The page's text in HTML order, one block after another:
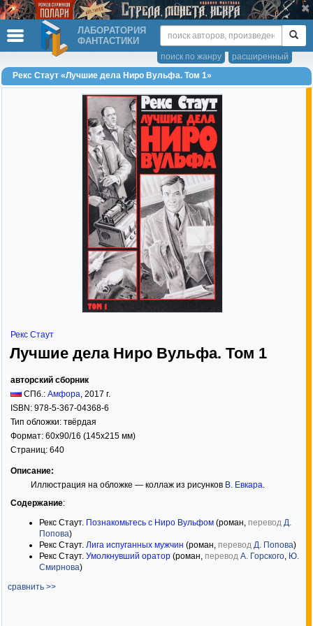
ЛАБОРАТОРИЯ
ФАНТАСТИКИ
расширенный
поиск по жанру
Рекс Стаут «Лучшие дела Ниро Вульфа. Том 1»
Рекс Стаут
Лучшие дела Ниро Вульфа. Том 1
авторский сборник
СПб.: Амфора, 2017 г.
ISBN: 978-5-367-04368-6
Тип обложки: твёрдая
Формат: 60x90/16 (145x215 мм)
Страниц: 640
Описание:
Иллюстрация на обложке — коллаж из рисунков В. Евкара.
Содержание:
Рекс Стаут. Познакомьтесь с Ниро Вульфом (роман, перевод Д.
Попова)
Рекс Стаут. Лига испуганных мужчин (роман, перевод Д. Попова)
Рекс Стаут. Умолкнувший оратор (роман, перевод А. Горского, Ю.
Смирнова)
сравнить >>